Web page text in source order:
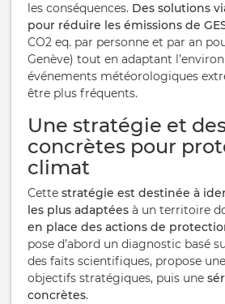
les conséquences. Des solutions
pour réduire les émissions de
CO2 eq. par personne et par an
Genève) tout en adaptant
événements météorologiques
être plus fréquents.
Une stratégie et
concrètes pour
climat
Cette stratégie est destinée à
les plus adaptées à un territoire
en place des actions de
pose d’abord un diagnostic basé
des faits scientifiques, propose
objectifs stratégiques, puis une
concrètes.